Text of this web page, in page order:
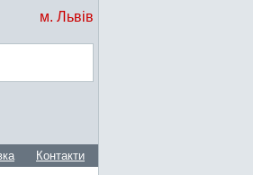
м. Львів
Контакти